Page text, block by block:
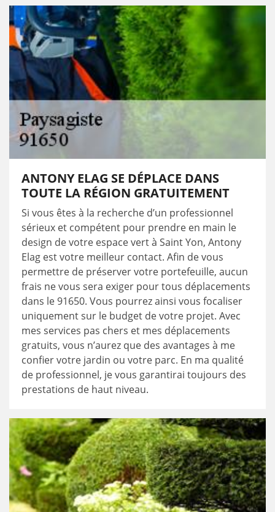
ANTONY ELAG SE DÉPLACE DANS
TOUTE LA RÉGION GRATUITEMENT
Si vous êtes à la recherche d’un professionnel
sérieux et compétent pour prendre en main le
design de votre espace vert à Saint Yon, Antony
Elag est votre meilleur contact. Afin de vous
permettre de préserver votre portefeuille, aucun
frais ne vous sera exiger pour tous déplacements
dans le 91650. Vous pourrez ainsi vous focaliser
uniquement sur le budget de votre projet. Avec
mes services pas chers et mes déplacements
gratuits, vous n’aurez que des avantages à me
confier votre jardin ou votre parc. En ma qualité
de professionnel, je vous garantirai toujours des
prestations de haut niveau.